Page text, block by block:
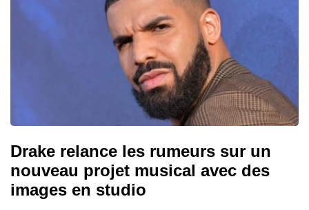
Drake relance les rumeurs sur un
nouveau projet musical avec des
images en studio